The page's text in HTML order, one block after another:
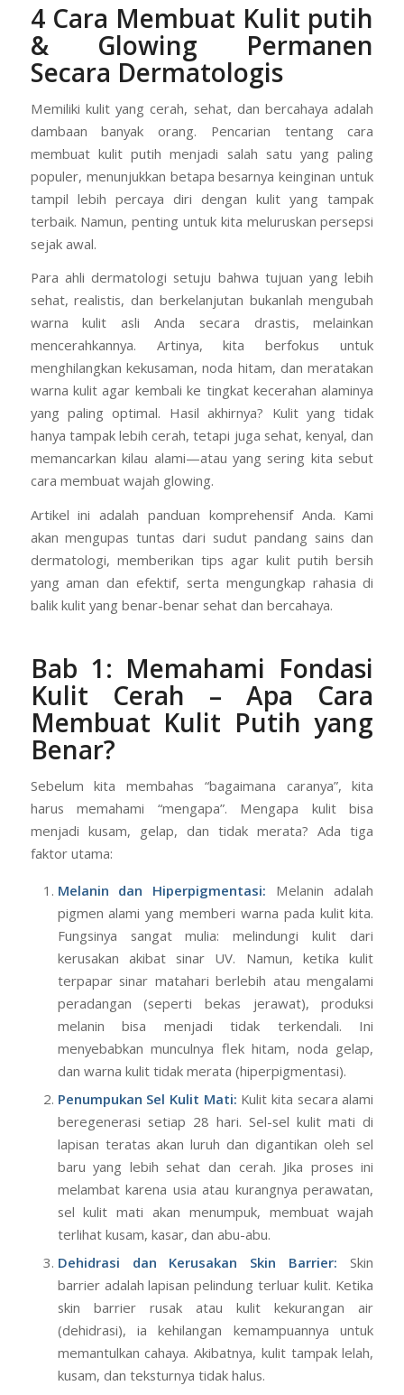
4 Cara Membuat Kulit putih
& Glowing Permanen
Secara Dermatologis
Memiliki kulit yang cerah, sehat, dan bercahaya adalah
dambaan banyak orang. Pencarian tentang cara
membuat kulit putih menjadi salah satu yang paling
populer, menunjukkan betapa besarnya keinginan untuk
tampil lebih percaya diri dengan kulit yang tampak
terbaik. Namun, penting untuk kita meluruskan persepsi
sejak awal.
Para ahli dermatologi setuju bahwa tujuan yang lebih
sehat, realistis, dan berkelanjutan bukanlah mengubah
warna kulit asli Anda secara drastis, melainkan
mencerahkannya. Artinya, kita berfokus untuk
menghilangkan kekusaman, noda hitam, dan meratakan
warna kulit agar kembali ke tingkat kecerahan alaminya
yang paling optimal. Hasil akhirnya? Kulit yang tidak
hanya tampak lebih cerah, tetapi juga sehat, kenyal, dan
memancarkan kilau alami—atau yang sering kita sebut
cara membuat wajah glowing.
Artikel ini adalah panduan komprehensif Anda. Kami
akan mengupas tuntas dari sudut pandang sains dan
dermatologi, memberikan tips agar kulit putih bersih
yang aman dan efektif, serta mengungkap rahasia di
balik kulit yang benar-benar sehat dan bercahaya.
Bab 1: Memahami Fondasi
Kulit Cerah – Apa Cara
Membuat Kulit Putih yang
Benar?
Sebelum kita membahas “bagaimana caranya”, kita
harus memahami “mengapa”. Mengapa kulit bisa
menjadi kusam, gelap, dan tidak merata? Ada tiga
faktor utama:
Melanin dan Hiperpigmentasi: Melanin adalah
pigmen alami yang memberi warna pada kulit kita.
Fungsinya sangat mulia: melindungi kulit dari
kerusakan akibat sinar UV. Namun, ketika kulit
terpapar sinar matahari berlebih atau mengalami
peradangan (seperti bekas jerawat), produksi
melanin bisa menjadi tidak terkendali. Ini
menyebabkan munculnya flek hitam, noda gelap,
dan warna kulit tidak merata (hiperpigmentasi).
Penumpukan Sel Kulit Mati: Kulit kita secara alami
beregenerasi setiap 28 hari. Sel-sel kulit mati di
lapisan teratas akan luruh dan digantikan oleh sel
baru yang lebih sehat dan cerah. Jika proses ini
melambat karena usia atau kurangnya perawatan,
sel kulit mati akan menumpuk, membuat wajah
terlihat kusam, kasar, dan abu-abu.
Dehidrasi dan Kerusakan Skin Barrier: Skin
barrier adalah lapisan pelindung terluar kulit. Ketika
skin barrier rusak atau kulit kekurangan air
(dehidrasi), ia kehilangan kemampuannya untuk
memantulkan cahaya. Akibatnya, kulit tampak lelah,
kusam, dan teksturnya tidak halus.